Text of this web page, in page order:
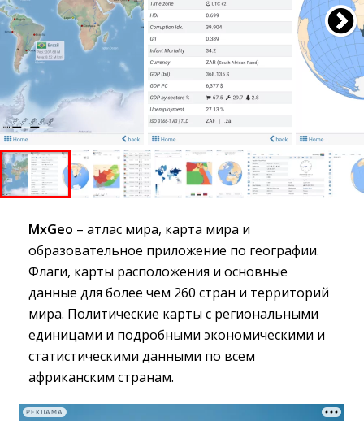
MxGeo – атлас мира, карта мира и
образовательное приложение по географии.
Флаги, карты расположения и основные
данные для более чем 260 стран и территорий
мира. Политические карты с региональными
единицами и подробными экономическими и
статистическими данными по всем
африканским странам.
РЕКЛАМА